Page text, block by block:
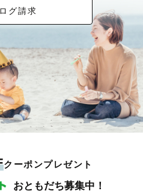
グ請求
クーポンプレゼント
おともだち募集中！